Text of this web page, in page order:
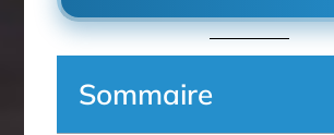
Sommaire